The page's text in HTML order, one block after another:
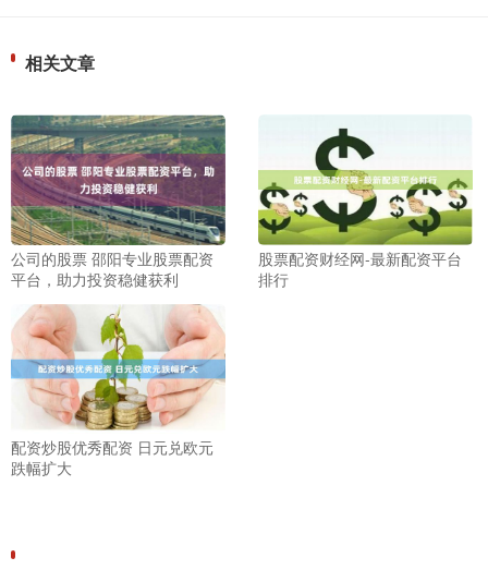
相关文章
公司的股票 邵阳专业股票配资
平台，助力投资稳健获利
股票配资财经网-最新配资平台
排行
配资炒股优秀配资 日元兑欧元
跌幅扩大